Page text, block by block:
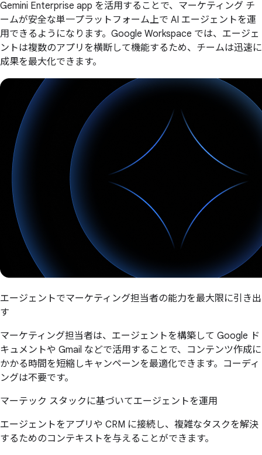
Gemini Enterprise app を活用することで、マーケティング チ
ームが安全な単一プラットフォーム上で AI エージェントを運
用できるようになります。Google Workspace では、エージェ
ントは複数のアプリを横断して機能するため、チームは迅速に
成果を最大化できます。
エージェントでマーケティング担当者の能力を最大限に引き出
す
マーケティング担当者は、エージェントを構築して Google ド
キュメントや Gmail などで活用することで、コンテンツ作成に
かかる時間を短縮しキャンペーンを最適化できます。コーディ
ングは不要です。
マーテック スタックに基づいてエージェントを運用
エージェントをアプリや CRM に接続し、複雑なタスクを解決
するためのコンテキストを与えることができます。